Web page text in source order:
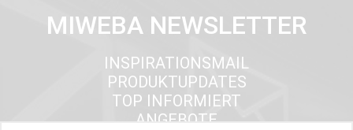
MIWEBA NEWSLETTER
INSPIRATIONSMAIL
PRODUKTUPDATES
TOP INFORMIERT
ANGEBOTE